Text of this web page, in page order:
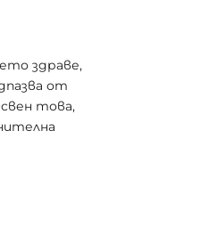
здраве,
от
това,